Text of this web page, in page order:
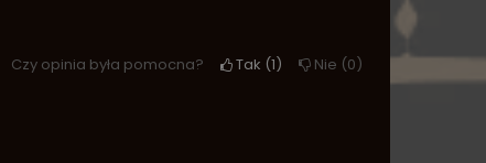
Czy opinia była pomocna? Tak 1 Nie 0